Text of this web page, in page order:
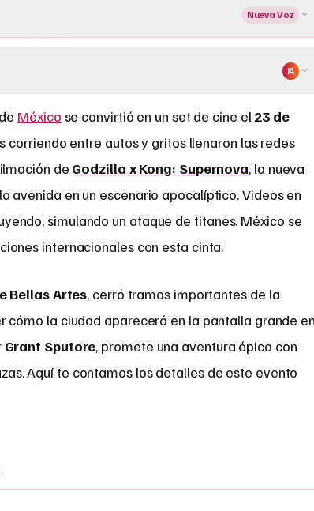
Nueva Voz
IA
México se convirtió en un set de cine el 23 de
corriendo entre autos y gritos llenaron las redes
de Godzilla x Kong: Supernova, la nueva
avenida en un escenario apocalíptico. Videos en
simulando un ataque de titanes. México se
internacionales con esta cinta.
Bellas Artes, cerró tramos importantes de la
cómo la ciudad aparecerá en la pantalla grande en
Grant Sputore, promete una aventura épica con
Aquí te contamos los detalles de este evento